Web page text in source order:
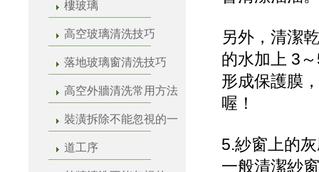
樓玻璃
高空玻璃清洗技巧
落地玻璃窗清洗技巧
高空外牆清洗常用方法
裝潢拆除不能忽視的一
道工序
另外，清潔
的水加上 3
形成保護膜
喔！
5.紗窗上的
一般清潔紗